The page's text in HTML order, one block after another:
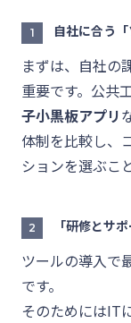
1 自社に合う
まずは、自社の
重要です。公共
子小黒板アプリ
体制を比較し、
ションを選ぶこ
2 「研修とサ
ツールの導入で
です。
そのためにはIT